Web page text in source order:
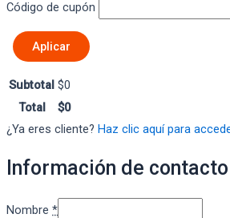
Código de cupón
Aplicar
Subtotal $0
Total
$0
¿Ya eres cliente? Haz clic aquí para
Información de contacto
Nombre *